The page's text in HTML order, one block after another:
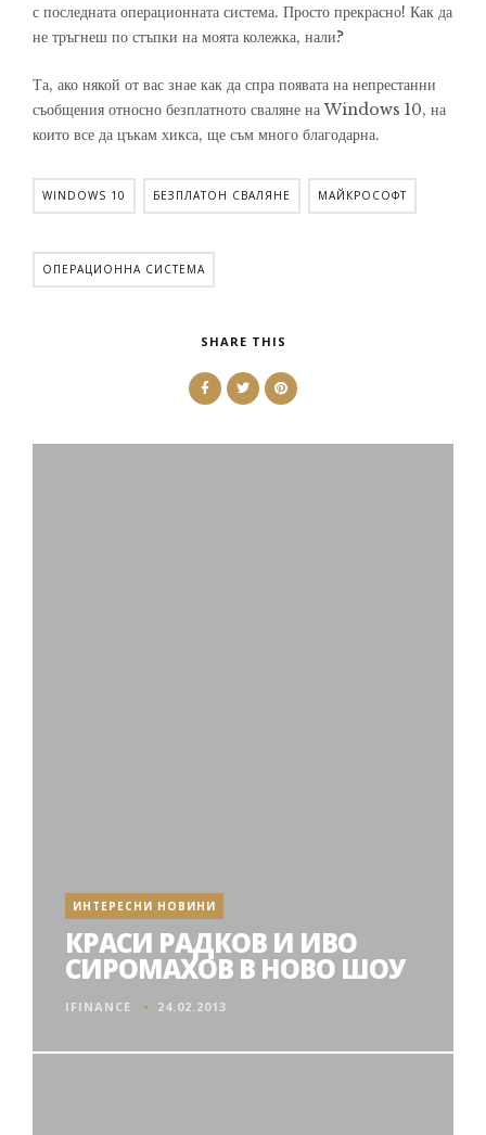
с последната операционната система. Просто прекрасно! Как да
не тръгнеш по стъпки на моята колежка, нали?
Та, ако някой от вас знае как да спра появата на непрестанни
съобщения относно безплатното сваляне на Windows 10, на
които все да цъкам хикса, ще съм много благодарна.
WINDOWS 10 БЕЗПЛАТОН СВАЛЯНЕ МАЙКРОСОФТ
ОПЕРАЦИОННА СИСТЕМА
SHARE THIS
ИНТЕРЕСНИ НОВИНИ
КРАСИ РАДКОВ И ИВО
СИРОМАХОВ В НОВО ШОУ
IFINANCE 24.02.2013